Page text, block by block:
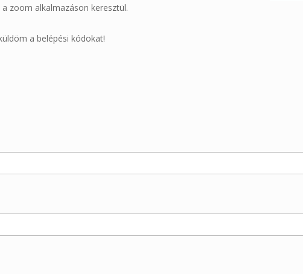
zoom alkalmazáson keresztül.
a belépési kódokat!